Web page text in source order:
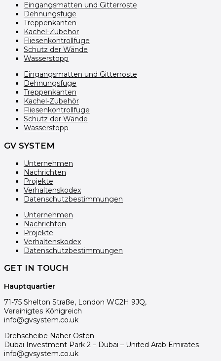
Eingangsmatten und Gitterroste
Dehnungsfuge
Treppenkanten
Kachel-Zubehör
Fliesenkontrollfuge
Schutz der Wände
Wasserstopp
Eingangsmatten und Gitterroste
Dehnungsfuge
Treppenkanten
Kachel-Zubehör
Fliesenkontrollfuge
Schutz der Wände
Wasserstopp
GV SYSTEM
Unternehmen
Nachrichten
Projekte
Verhaltenskodex
Datenschutzbestimmungen
Unternehmen
Nachrichten
Projekte
Verhaltenskodex
Datenschutzbestimmungen
GET IN TOUCH
Hauptquartier
71-75 Shelton Straße, London WC2H 9JQ,
Vereinigtes Königreich
info@gvsystem.co.uk
Drehscheibe Naher Osten
Dubai Investment Park 2 – Dubai – United Arab Emirates
info@gvsystem.co.uk